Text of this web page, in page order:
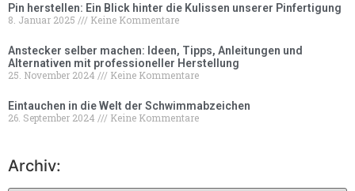
Pin herstellen: Ein Blick hinter die Kulissen unserer Pinfertigung
8. Januar 2025
Keine Kommentare
Anstecker selber machen: Ideen, Tipps, Anleitungen und
Alternativen mit professioneller Herstellung
25. November 2024
Keine Kommentare
Eintauchen in die Welt der Schwimmabzeichen
26. September 2024
Keine Kommentare
Archiv: